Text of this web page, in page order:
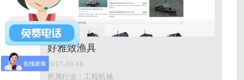
好雅致渔具
2017-10-16
所属行业：工程机械